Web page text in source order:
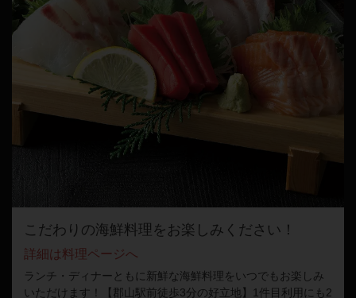
こだわりの海鮮料理をお楽しみください！
詳細は料理ページへ
ランチ・ディナーともに新鮮な海鮮料理をいつでもお楽しみ
いただけます！【郡山駅前徒歩3分の好立地】1件目利用にも2